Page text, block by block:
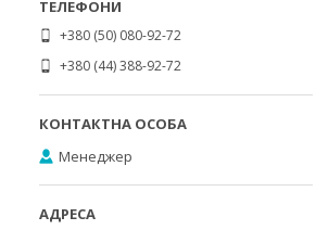
+380 (50) 080-92-72
+380 (44) 388-92-72
Менеджер